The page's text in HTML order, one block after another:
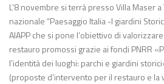
L’8 novembre si terrà presso Villa Maser
nazionale “Paesaggio Italia -I giardini
AIAPP che si pone l’obiettivo di
restauro promossi grazie ai fondi PNRR
l’identità dei luoghi: parchi e giardini
(proposte d’intervento per il restauro e la